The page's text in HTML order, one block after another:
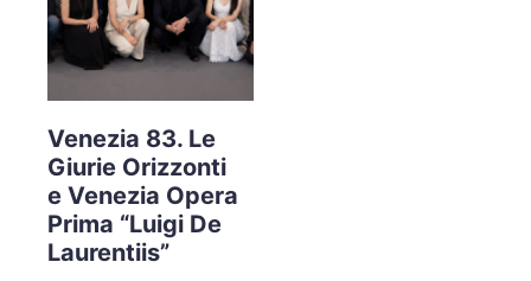
Venezia 83. Le
Giurie Orizzonti
e Venezia Opera
Prima “Luigi De
Laurentiis”